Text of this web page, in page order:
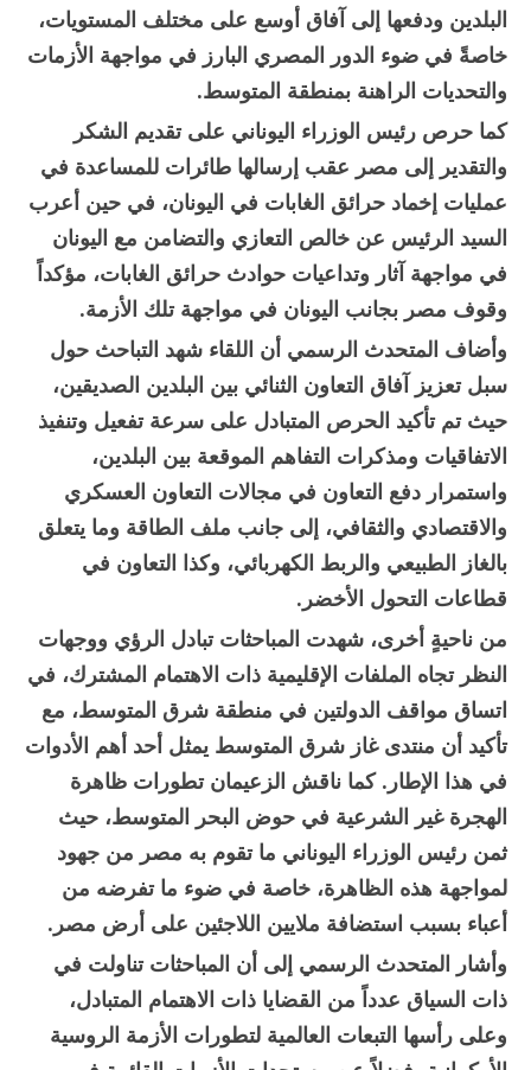
البلدين ودفعها إلى آفاق أوسع على مختلف المستويات،
خاصةً في ضوء الدور المصري البارز في مواجهة الأزمات
والتحديات الراهنة بمنطقة المتوسط.
كما حرص رئيس الوزراء اليوناني على تقديم الشكر
والتقدير إلى مصر عقب إرسالها طائرات للمساعدة في
عمليات إخماد حرائق الغابات في اليونان، في حين أعرب
السيد الرئيس عن خالص التعازي والتضامن مع اليونان
في مواجهة آثار وتداعيات حوادث حرائق الغابات، مؤكداً
وقوف مصر بجانب اليونان في مواجهة تلك الأزمة.
وأضاف المتحدث الرسمي أن اللقاء شهد التباحث حول
سبل تعزيز آفاق التعاون الثنائي بين البلدين الصديقين،
حيث تم تأكيد الحرص المتبادل على سرعة تفعيل وتنفيذ
الاتفاقيات ومذكرات التفاهم الموقعة بين البلدين،
واستمرار دفع التعاون في مجالات التعاون العسكري
والاقتصادي والثقافي، إلى جانب ملف الطاقة وما يتعلق
بالغاز الطبيعي والربط الكهربائي، وكذا التعاون في
قطاعات التحول الأخضر.
من ناحيةٍ أخرى، شهدت المباحثات تبادل الرؤي ووجهات
النظر تجاه الملفات الإقليمية ذات الاهتمام المشترك، في
اتساق مواقف الدولتين في منطقة شرق المتوسط، مع
تأكيد أن منتدى غاز شرق المتوسط يمثل أحد أهم الأدوات
في هذا الإطار. كما ناقش الزعيمان تطورات ظاهرة
الهجرة غير الشرعية في حوض البحر المتوسط، حيث
ثمن رئيس الوزراء اليوناني ما تقوم به مصر من جهود
لمواجهة هذه الظاهرة، خاصة في ضوء ما تفرضه من
أعباء بسبب استضافة ملايين اللاجئين على أرض مصر.
وأشار المتحدث الرسمي إلى أن المباحثات تناولت في
ذات السياق عدداً من القضايا ذات الاهتمام المتبادل،
وعلى رأسها التبعات العالمية لتطورات الأزمة الروسية